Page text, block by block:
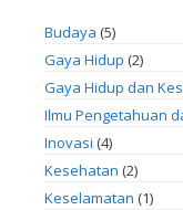
Budaya (5)
Gaya Hidup (2)
Gaya Hidup dan
Ilmu Pengetahuan
Inovasi (4)
Kesehatan (2)
Keselamatan (1)